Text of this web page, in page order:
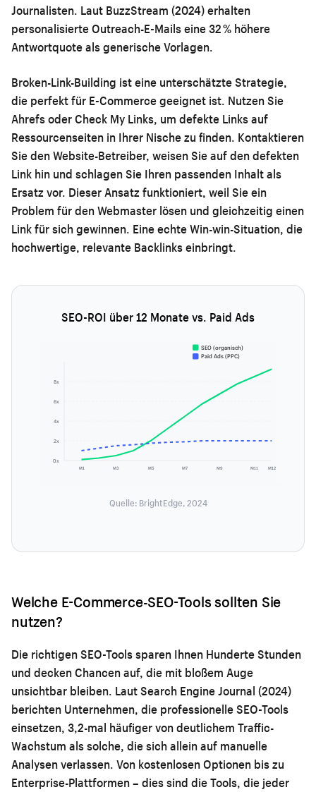
Journalisten. Laut BuzzStream (2024) erhalten
personalisierte Outreach-E-Mails eine 32 % höhere
Antwortquote als generische Vorlagen.
Broken-Link-Building ist eine unterschätzte Strategie,
die perfekt für E-Commerce geeignet ist. Nutzen Sie
Ahrefs oder Check My Links, um defekte Links auf
Ressourcenseiten in Ihrer Nische zu finden. Kontaktieren
Sie den Website-Betreiber, weisen Sie auf den defekten
Link hin und schlagen Sie Ihren passenden Inhalt als
Ersatz vor. Dieser Ansatz funktioniert, weil Sie ein
Problem für den Webmaster lösen und gleichzeitig einen
Link für sich gewinnen. Eine echte Win-win-Situation, die
hochwertige, relevante Backlinks einbringt.
SEO-ROI über 12 Monate vs. Paid Ads
0x
2x
4x
6x
8x
SEO (organisch)
Paid Ads (PPC)
M1 M3 M5 M7 M9 M11 M12
Quelle: BrightEdge, 2024
Welche E-Commerce-SEO-Tools sollten Sie
nutzen?
Die richtigen SEO-Tools sparen Ihnen Hunderte Stunden
und decken Chancen auf, die mit bloßem Auge
unsichtbar bleiben. Laut Search Engine Journal (2024)
berichten Unternehmen, die professionelle SEO-Tools
einsetzen, 3,2-mal häufiger von deutlichem Traffic-
Wachstum als solche, die sich allein auf manuelle
Analysen verlassen. Von kostenlosen Optionen bis zu
Enterprise-Plattformen – dies sind die Tools, die jeder